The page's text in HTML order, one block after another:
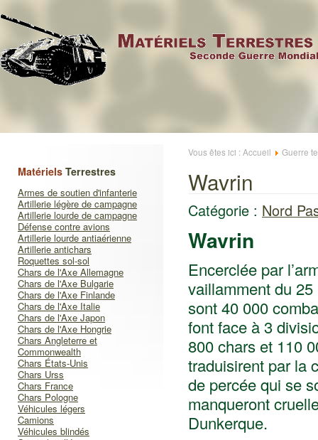
Matériels Terrestres
Armes de soutien d'infanterie
Artillerie légère de campagne
Artillerie lourde de campagne
Défense contre avions
Artillerie lourde antiaérienne
Artillerie antichars
Roquettes sol-sol
Chars de l'Axe Allemagne
Chars de l'Axe Bulgarie
Chars de l'Axe Finlande
Chars de l'Axe Italie
Chars de l'Axe Japon
Chars de l'Axe Hongrie
Chars Angleterre et
Commonwealth
Chars États-Unis
Chars Urss
Chars France
Chars Pologne
Véhicules légers
Camions
Véhicules blindés
Vous êtes ici : Accueil Guerre
Wavrin
Catégorie : Nord
Wavrin
Encerclée par
vaillamment du
sont 40 000
font face à 3
800 chars et 110
traduisirent par la
de percée qui se
manqueront
Dunkerque.